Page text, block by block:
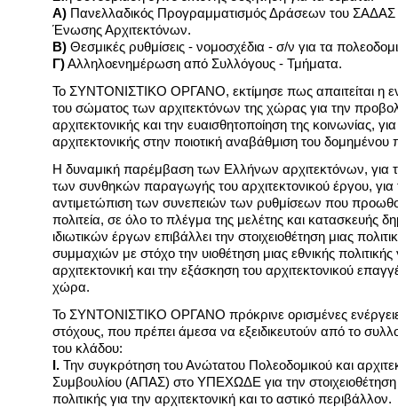
Α) Πανελλαδικός Προγραμματισμός Δράσεων του ΣΑΔΑΣ
Ένωσης Αρχιτεκτόνων.
Β) Θεσμικές ρυθμίσεις - νομοσχέδια - σ/ν για τα
Γ)Αλληλοενημέρωση από Συλλόγους - Τμήματα.
Το ΣΥΝΤΟΝΙΣΤΙΚΟ ΟΡΓΑΝΟ, εκτίμησε πως απαιτείται η
του σώματος των αρχιτεκτόνων της χώρας για την
αρχιτεκτονικής και την ευαισθητοποίηση της κοινωνίας,
αρχιτεκτονικής στην ποιοτική αναβάθμιση του δομημένου
Η δυναμική παρέμβαση των Ελλήνων αρχιτεκτόνων, για
των συνθηκών παραγωγής του αρχιτεκτονικού έργου, για
αντιμετώπιση των συνεπειών των ρυθμίσεων που
πολιτεία, σε όλο το πλέγμα της μελέτης και κατασκευής
ιδιωτικών έργων επιβάλλει την στοιχειοθέτηση μιας
συμμαχιών με στόχο την υιοθέτηση μιας εθνικής πολιτικής
αρχιτεκτονική και την εξάσκηση του αρχιτεκτονικού
χώρα.
Το ΣΥΝΤΟΝΙΣΤΙΚΟ ΟΡΓΑΝΟ πρόκρινε ορισμένες
στόχους, που πρέπει άμεσα να εξειδικευτούν από το
του κλάδου:
I. Την συγκρότηση του Ανώτατου Πολεοδομικού και
Συμβουλίου (ΑΠΑΣ) στο ΥΠΕΧΩΔΕ για την στοιχειοθέτηση
πολιτικής για την αρχιτεκτονική και το αστικό περιβάλλον.